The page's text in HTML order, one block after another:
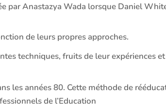
par Anastazya Wada lorsque Daniel
de leurs propres approches.
techniques, fruits de leur expériences
les années 80. Cette méthode de
de l’Education